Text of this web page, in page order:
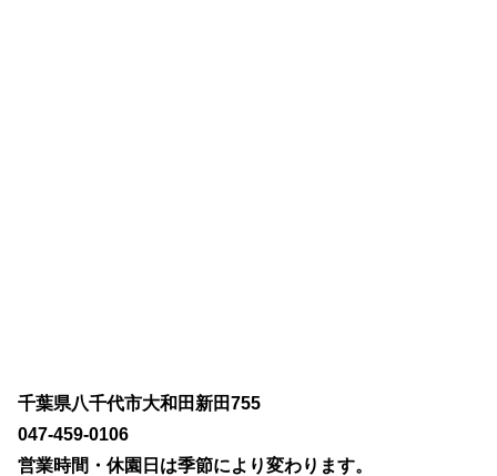
千葉県八千代市大和田新田755
047-459-0106
営業時間・休園日は季節により変わります。